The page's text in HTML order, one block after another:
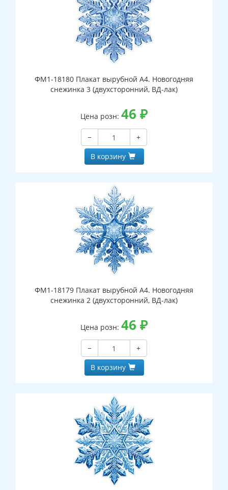
ФМ1-18180 Плакат вырубной А4. Новогодняя
снежинка 3 (двухсторонний, ВД-лак)
Цена розн: 46 ₽
−
+
В корзину
ФМ1-18179 Плакат вырубной А4. Новогодняя
снежинка 2 (двухсторонний, ВД-лак)
Цена розн: 46 ₽
−
+
В корзину